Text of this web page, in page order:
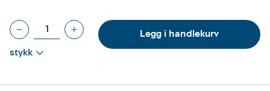
stykk
Legg i handlekurv